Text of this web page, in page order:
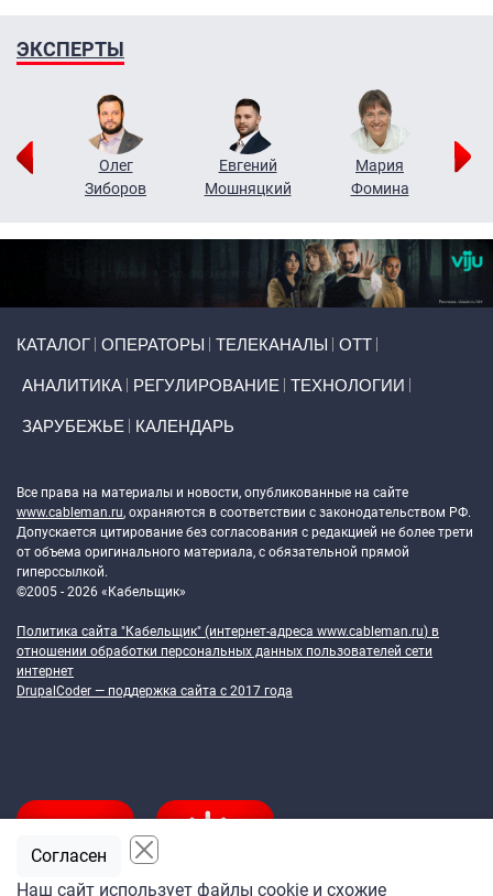
ЭКСПЕРТЫ
Олег
Зиборов
Евгений
Мошняцкий
Мария
Фомина
КАТАЛОГ ОПЕРАТОРЫ ТЕЛЕКАНАЛЫ ОТТ
АНАЛИТИКА РЕГУЛИРОВАНИЕ ТЕХНОЛОГИИ
ЗАРУБЕЖЬЕ КАЛЕНДАРЬ
Все права на материалы и новости, опубликованные на сайте
www.cableman.ru, охраняются в соответствии с законодательством РФ.
Допускается цитирование без согласования с редакцией не более трети
от объема оригинального материала, с обязательной прямой
гиперссылкой.
©2005 - 2026 «Кабельщик»
Политика сайта "Кабельщик" (интернет-адреса www.cableman.ru) в
отношении обработки персональных данных пользователей сети
интернет
DrupalCoder — поддержка сайта c 2017 года
Наш сайт использует файлы cookie и схожие
Согласен